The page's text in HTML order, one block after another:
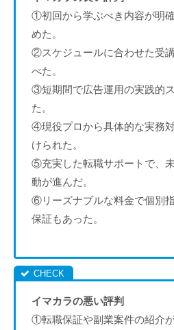
①初回から学ぶべき内容が明
めた。
②スケジュールに合わせた受
べた。
③短期間で広告運用の実践的
た。
④現役プロから具体的な実務
けられた。
⑤充実した転職サポートで、
動が進んだ。
⑥リーズナブルな料金で個別
保証もあった。
イマカラの悪い評判
①転職保証や副業案件の紹介